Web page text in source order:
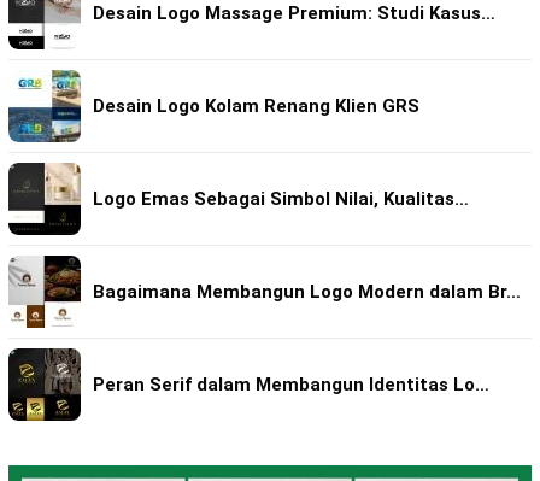
Desain Logo Massage Premium: Studi Kasus…
Desain Logo Kolam Renang Klien GRS
Logo Emas Sebagai Simbol Nilai, Kualitas…
Bagaimana Membangun Logo Modern dalam Br…
Peran Serif dalam Membangun Identitas Lo…